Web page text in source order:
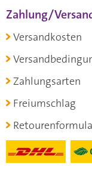
Zahlung/
Versandkosten
Zahlungsarten
Freiumschlag